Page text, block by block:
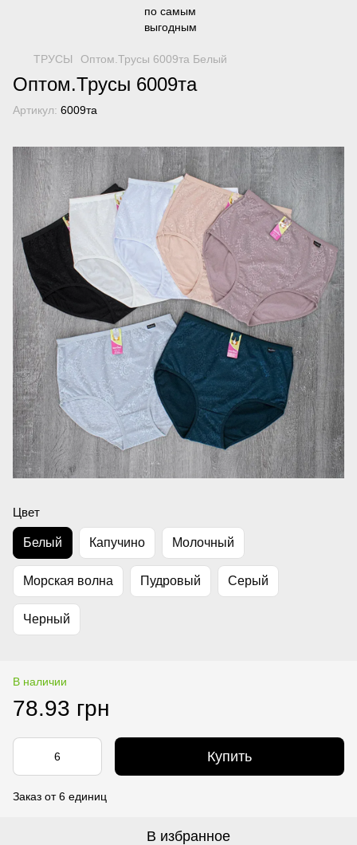
ТРУСЫ Оптом.Трусы 6009та Белый
Оптом.Трусы 6009та
Артикул: 6009та
Цвет
Белый Капучино Молочный
Морская волна Пудровый Серый
Черный
В наличии
78.93 грн
Купить
Заказ от 6 единиц
В избранное